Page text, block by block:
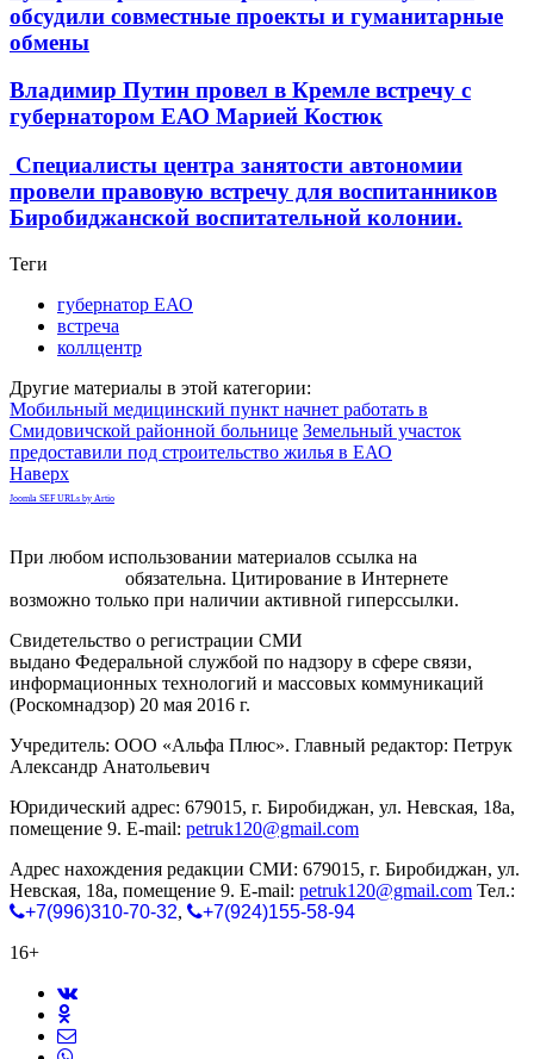
обсудили совместные проекты и гуманитарные
обмены
Владимир Путин провел в Кремле встречу с
губернатором ЕАО Марией Костюк
Специалисты центра занятости автономии
провели правовую встречу для воспитанников
Биробиджанской воспитательной колонии.
Теги
губернатор ЕАО
встреча
коллцентр
Другие материалы в этой категории:
Мобильный медицинский пункт начнет работать в
Смидовичской районной больнице Земельный участок
предоставили под строительство жилья в ЕАО
Наверх
Joomla SEF URLs by Artio
При любом использовании материалов ссылка на
обязательна. Цитирование в Интернете
возможно только при наличии активной гиперссылки.
Свидетельство о регистрации СМИ
выдано Федеральной службой по надзору в сфере связи,
информационных технологий и массовых коммуникаций
(Роскомнадзор) 20 мая 2016 г.
Учредитель: ООО «Альфа Плюс». Главный редактор: Петрук
Александр Анатольевич
Юридический адрес: 679015, г. Биробиджан, ул. Невская, 18а,
помещение 9. E-mail: petruk120@gmail.com
Адрес нахождения редакции СМИ: 679015, г. Биробиджан, ул.
Невская, 18а, помещение 9. E-mail: petruk120@gmail.com Тел.:
+7(996)310-70-32,
+7(924)155-58-94
16+